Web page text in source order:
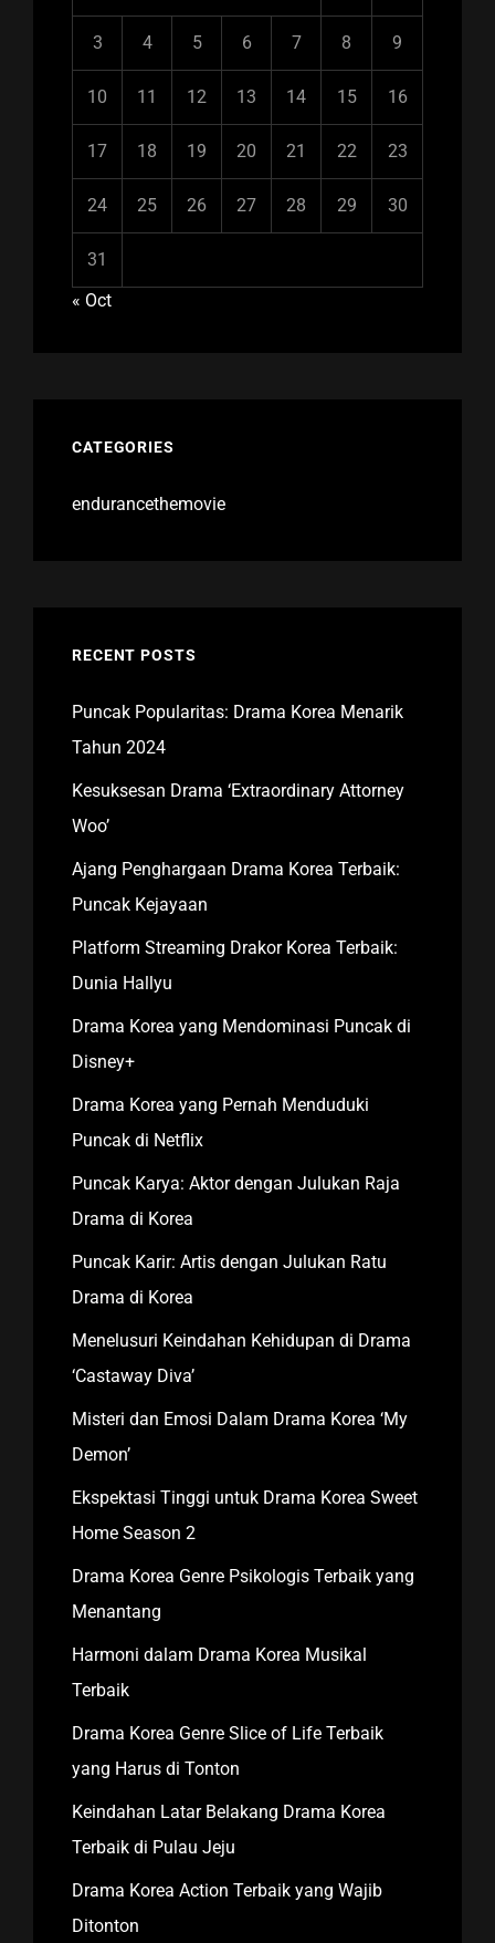
3 4 5 6 7 8 9
10 11 12 13 14 15 16
17 18 19 20 21 22 23
24 25 26 27 28 29 30
31
« Oct
CATEGORIES
endurancethemovie
RECENT POSTS
Puncak Popularitas: Drama Korea Menarik
Tahun 2024
Kesuksesan Drama ‘Extraordinary Attorney
Woo’
Ajang Penghargaan Drama Korea Terbaik:
Puncak Kejayaan
Platform Streaming Drakor Korea Terbaik:
Dunia Hallyu
Drama Korea yang Mendominasi Puncak di
Disney+
Drama Korea yang Pernah Menduduki
Puncak di Netflix
Puncak Karya: Aktor dengan Julukan Raja
Drama di Korea
Puncak Karir: Artis dengan Julukan Ratu
Drama di Korea
Menelusuri Keindahan Kehidupan di Drama
‘Castaway Diva’
Misteri dan Emosi Dalam Drama Korea ‘My
Demon’
Ekspektasi Tinggi untuk Drama Korea Sweet
Home Season 2
Drama Korea Genre Psikologis Terbaik yang
Menantang
Harmoni dalam Drama Korea Musikal
Terbaik
Drama Korea Genre Slice of Life Terbaik
yang Harus di Tonton
Keindahan Latar Belakang Drama Korea
Terbaik di Pulau Jeju
Drama Korea Action Terbaik yang Wajib
Ditonton